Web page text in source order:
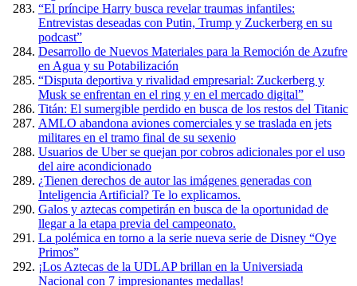
“El príncipe Harry busca revelar traumas infantiles:
Entrevistas deseadas con Putin, Trump y Zuckerberg en su
podcast”
Desarrollo de Nuevos Materiales para la Remoción de Azufre
en Agua y su Potabilización
“Disputa deportiva y rivalidad empresarial: Zuckerberg y
Musk se enfrentan en el ring y en el mercado digital”
Titán: El sumergible perdido en busca de los restos del Titanic
AMLO abandona aviones comerciales y se traslada en jets
militares en el tramo final de su sexenio
Usuarios de Uber se quejan por cobros adicionales por el uso
del aire acondicionado
¿Tienen derechos de autor las imágenes generadas con
Inteligencia Artificial? Te lo explicamos.
Galos y aztecas competirán en busca de la oportunidad de
llegar a la etapa previa del campeonato.
La polémica en torno a la serie nueva serie de Disney “Oye
Primos”
¡Los Aztecas de la UDLAP brillan en la Universiada
Nacional con 7 impresionantes medallas!